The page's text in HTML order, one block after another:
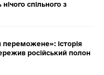
спільного з
історія
російський полон